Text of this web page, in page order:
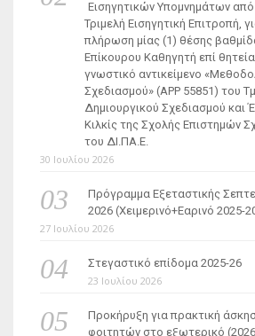
Εισηγητικών Υπομνημάτων από
Τριμελή Εισηγητική Επιτροπή,
πλήρωση μίας (1) θέσης
Επίκουρου Καθηγητή επί
γνωστικό αντικείμενο
Σχεδιασμού» (ΑΡΡ 55851) του
Δημιουργικού Σχεδιασμού και
Κιλκίς της Σχολής Επιστημών
του ΔΙ.ΠΑ.Ε.
30 Ιουλίου 2026
Πρόγραμμα Εξεταστικής
2026 (Χειμερινό+Εαρινό 2025-
27 Ιουλίου 2026
Στεγαστικό επίδομα 2025-26
23 Ιουλίου 2026
Προκήρυξη για πρακτική
φοιτητών στο εξωτερικό